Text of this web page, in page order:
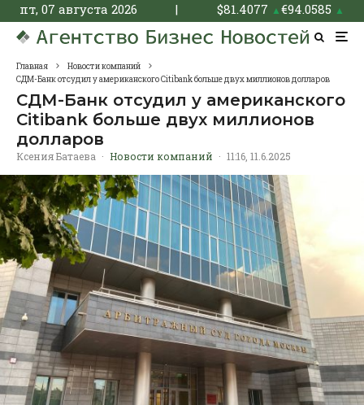
пт, 07 августа 2026 | $81.4077 ▲€94.0585 ▲
Главная
Новости компаний
СДМ-Банк отсудил у американского Citibank больше двух миллионов долларов
СДМ-Банк отсудил у американского
Citibank больше двух миллионов
долларов
Ксения Батаева · Новости компаний · 11:16, 11.6.2025